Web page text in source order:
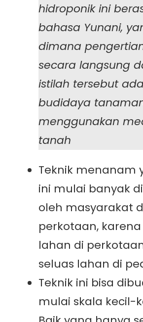
hidroponik ini
bahasa Yunani,
dimana
secara langsung
istilah tersebut
budidaya
menggunakan
tanah
Teknik menanam
ini mulai banyak
oleh masyarakat
perkotaan,
lahan di
seluas lahan di
Teknik ini bisa
mulai skala kecil-